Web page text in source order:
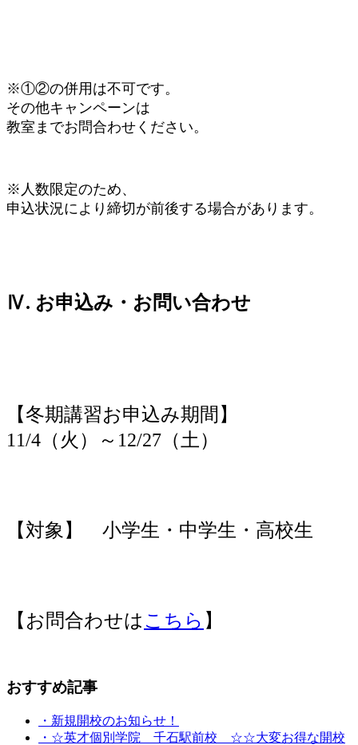
※①②の併用は不可です。
その他キャンペーンは
教室までお問合わせください。
※人数限定のため、
申込状況により締切が前後する場合があります。
Ⅳ. お申込み・お問い合わせ
【冬期講習お申込み期間】
11/4（火）～12/27（土）
【対象】 小学生・中学生・高校生
【お問合わせはこちら 】
おすすめ記事
・新規開校のお知らせ！
・☆英才個別学院 千石駅前校 ☆☆大変お得な開校